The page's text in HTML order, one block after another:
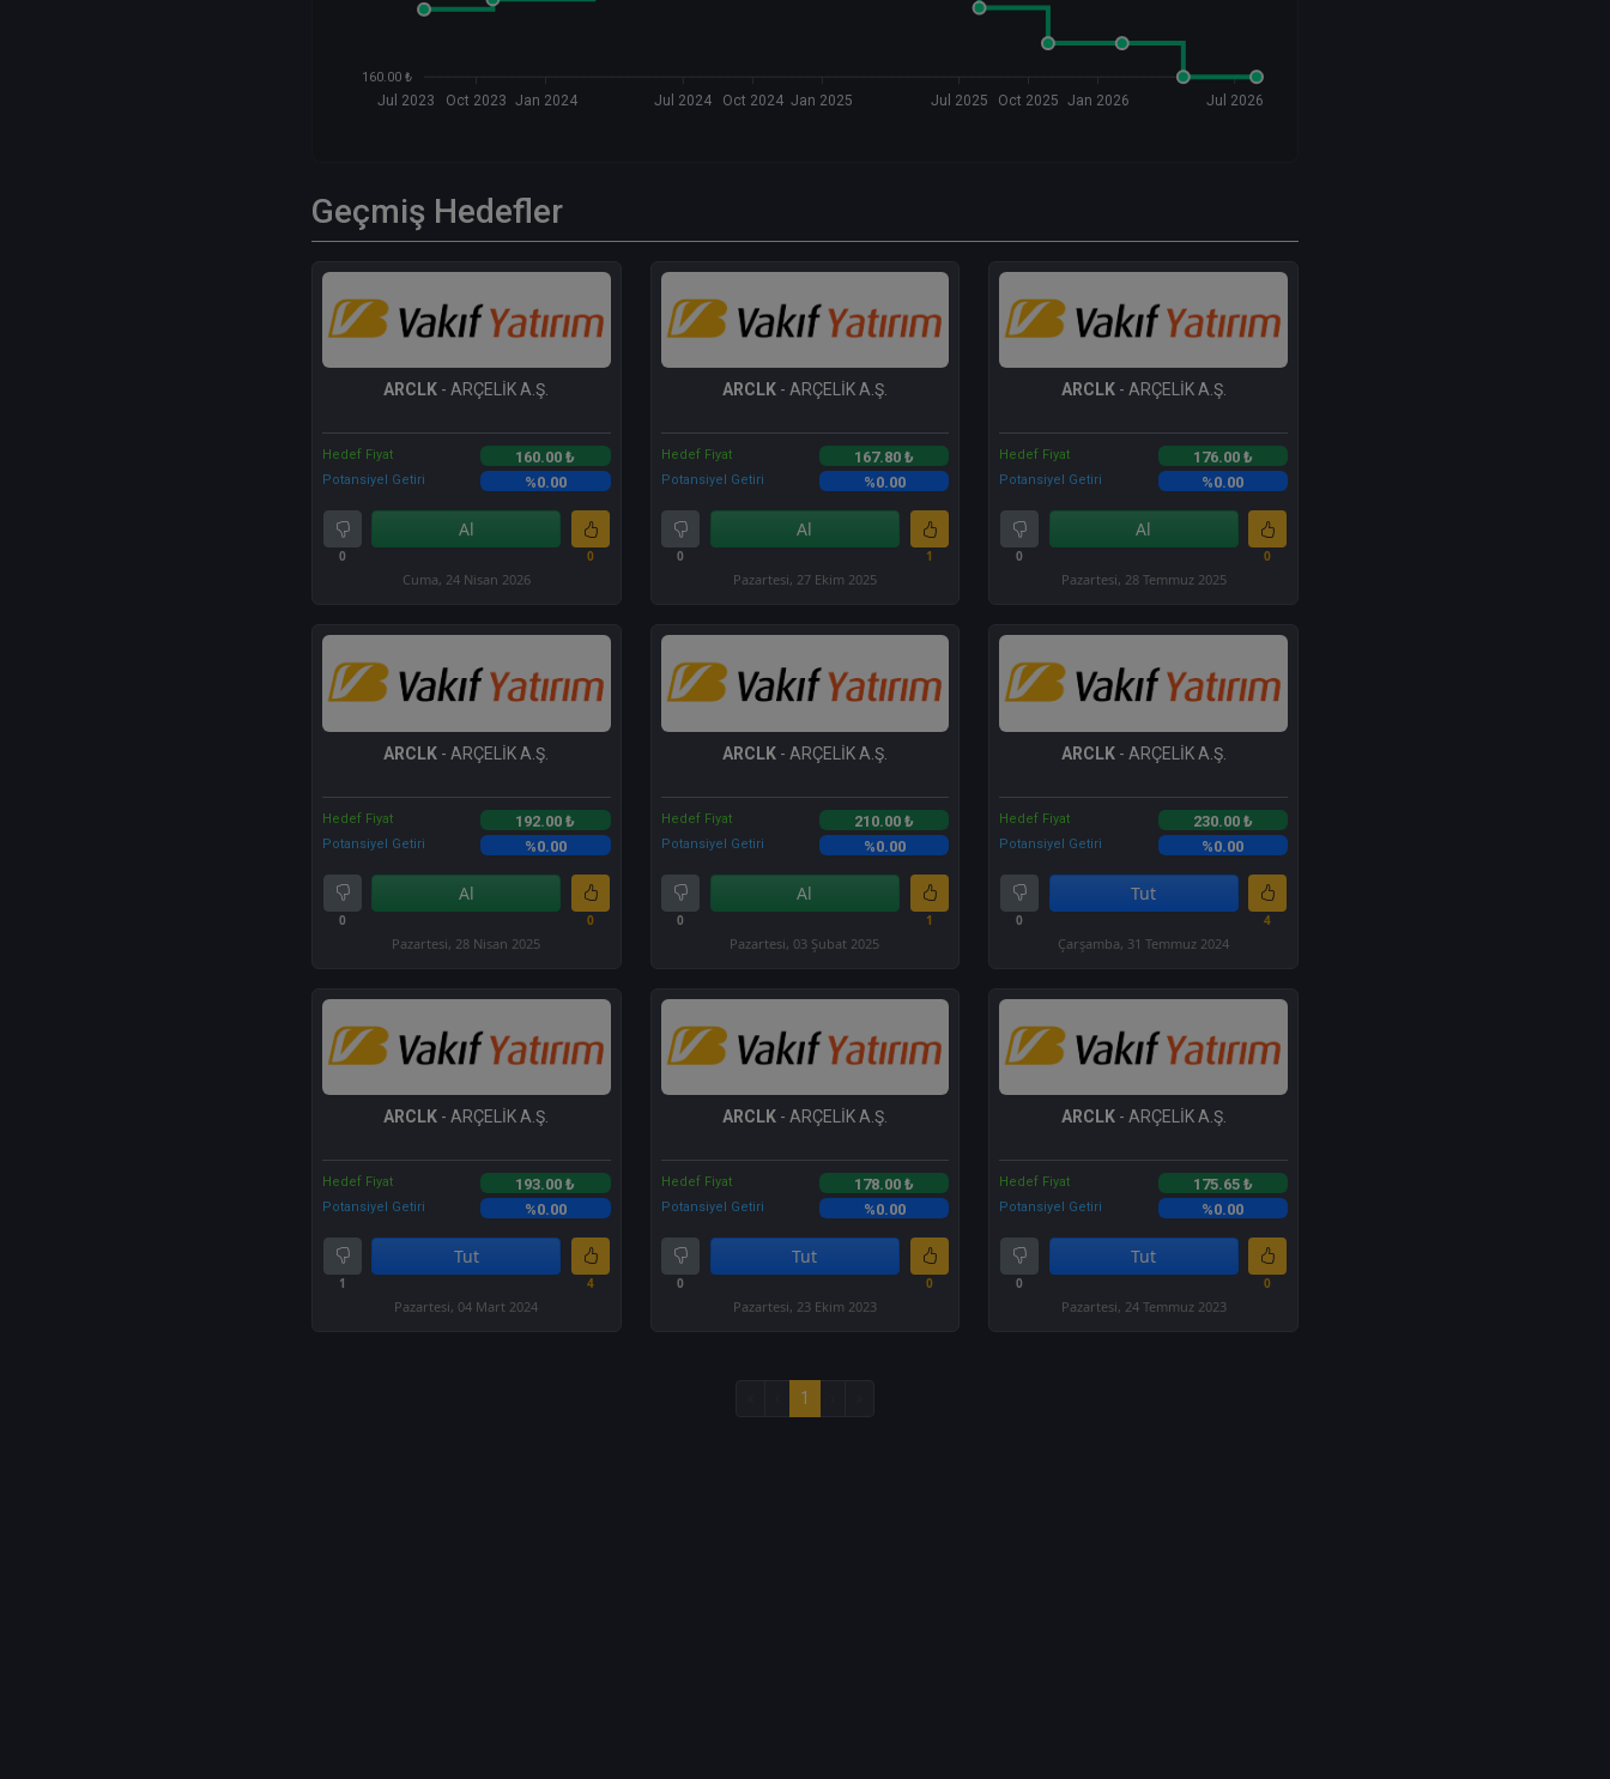
160.00 ₺
Jul 2023 Oct 2023 Jan 2024 Jul 2024 Oct 2024 Jan 2025 Jul 2025 Oct 2025 Jan 2026 Jul 2026
Geçmiş Hedefler
ARCLK - ARÇELİK A.Ş.
Hedef Fiyat 160.00 ₺
Potansiyel Getiri %0.00
0
Al
0
Cuma, 24 Nisan 2026
ARCLK- ARÇELİK A.Ş.
Hedef Fiyat 167.80 ₺
Potansiyel Getiri %0.00
0
Al
1
Pazartesi, 27 Ekim 2025
ARCLK- ARÇELİK A.Ş.
Hedef Fiyat 176.00 ₺
Potansiyel Getiri %0.00
0
Al
0
Pazartesi, 28 Temmuz 2025
ARCLK - ARÇELİK A.Ş.
Hedef Fiyat 192.00 ₺
Potansiyel Getiri %0.00
0
Al
0
Pazartesi, 28 Nisan 2025
ARCLK- ARÇELİK A.Ş.
Hedef Fiyat 210.00 ₺
Potansiyel Getiri %0.00
0
Al
1
Pazartesi, 03 Şubat 2025
ARCLK- ARÇELİK A.Ş.
Hedef Fiyat 230.00 ₺
Potansiyel Getiri %0.00
0
Tut
4
Çarşamba, 31 Temmuz 2024
ARCLK - ARÇELİK A.Ş.
Hedef Fiyat 193.00 ₺
Potansiyel Getiri %0.00
1
Tut
4
Pazartesi, 04 Mart 2024
ARCLK- ARÇELİK A.Ş.
Hedef Fiyat 178.00 ₺
Potansiyel Getiri %0.00
0
Tut
0
Pazartesi, 23 Ekim 2023
ARCLK- ARÇELİK A.Ş.
Hedef Fiyat 175.65 ₺
Potansiyel Getiri %0.00
0
Tut
0
Pazartesi, 24 Temmuz 2023
1